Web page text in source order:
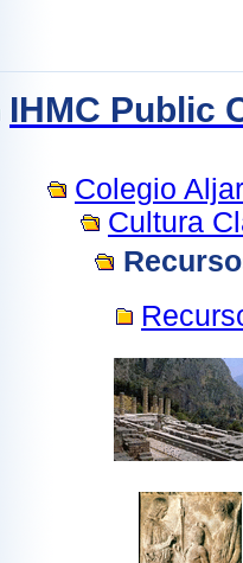
IHMC Public
Colegio
Cultura